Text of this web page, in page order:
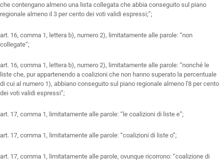
che contengano almeno una lista collegata che abbia conseguito sul piano
regionale almeno il 3 per cento dei voti validi espressi;”;
art. 16, comma 1, lettera b), numero 2), limitatamente alle parole: “non
collegate”;
art. 16, comma 1, lettera b), numero 2), limitatamente alle parole: “nonché le
liste che, pur appartenendo a coalizioni che non hanno superato la percentuale
di cui al numero 1), abbiano conseguito sul piano regionale almeno l'8 per cento
dei voti validi espressi”;
art. 17, comma 1, limitatamente alle parole: “le coalizioni di liste e”;
art. 17, comma 1, limitatamente alle parole: “coalizioni di liste o”;
art. 17, comma 1, limitatamente alle parole, ovunque ricorrono: “coalizione di